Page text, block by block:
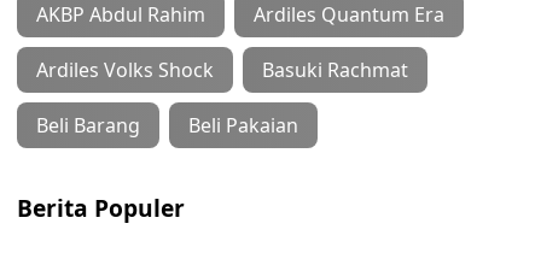
AKBP Abdul Rahim Ardiles Quantum Era
Ardiles Volks Shock Basuki Rachmat
Beli Barang Beli Pakaian
Berita Populer